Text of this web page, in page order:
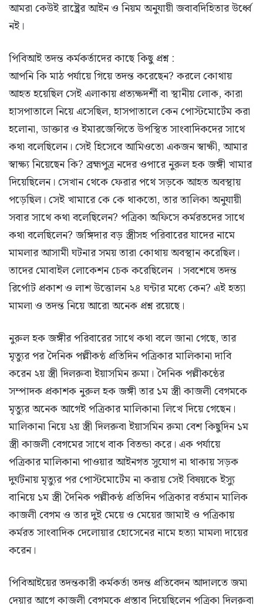
আমরা কেউই রাষ্ট্রের আইন ও নিয়ম অনুযায়ী জবাবদিহিতার উর্ধ্বে
নই।
পিবিআই তদন্ত কর্মকর্তাদের কাছে কিছু প্রশ্ন :
আপনি কি মাঠ পর্যায়ে গিয়ে তদন্ত করেছেন? করলে কোথায়
আহত হয়েছিল সেই এলাকায় প্রত্যক্ষদর্শী বা স্থানীয় লোক, কারা
হাসপাতালে নিয়ে এসেছিল, হাসপাতালে কেন পোস্টমোর্টেম করা
হলোনা, ডাক্তার ও ইমারজেন্সিতে উপস্থিত সাংবাদিকদের সাথে
কথা বলেছিলেন। সেই হিসেবে আমিওতো একজন স্বাক্ষী, আমার
স্বাক্ষ্য নিয়েছেন কি? ব্রহ্মপুত্র নদের ওপারে নুরুল হক জঙ্গী খামার
দিয়েছিলেন। সেখান থেকে ফেরার পথে সড়কে আহত অবস্থায়
পড়েছিল। সেই খামারে কে কে থাকতো, তার তালিকা অনুযায়ী
সবার সাথে কথা বলেছিলেন? পত্রিকা অফিসে কর্মরতদের সাথে
কথা বলেছিলেন? জঙ্গিদার বড় স্ত্রীসহ পরিবারের যাদের নামে
মামলার আসামী ঘটনার সময় তারা কোথায় অবস্থান করেছিল।
তাদের মোবাইল লোকেশন চেক করেছিলেন । সবশেষে তদন্ত
রির্পোট প্রকাশ ও লাশ উত্তোলন ২৪ ঘন্টার মধ্যে কেন? এই হত্যা
মামলা ও তদন্ত নিয়ে আরো অনেক প্রশ্ন রয়েছে।
নুরুল হক জঙ্গীর পরিবারের সাথে কথা বলে জানা গেছে, তার
মৃত্যুর পর দৈনিক পল্লীকন্ঠ প্রতিদিন পত্রিকার মালিকানা দাবি
করেন ২য় স্ত্রী দিলরুবা ইয়াসমিন রুমা। দৈনিক পল্লীকন্ঠের
সম্পাদক প্রকাশক নুরুল হক জঙ্গী তার ১ম স্ত্রী কাজলী বেগমকে
মৃত্যুর অনেক আগেই পত্রিকার মালিকানা লিখে দিয়ে গেছেন।
মালিকানা নিয়ে ২য় স্ত্রী দিলরুবা ইয়াসমিন রুমা বেশ কিছুদিন ১ম
স্ত্রী কাজলী বেগমের সাথে বাক বিতন্ডা করে। এক পর্যায়ে
পত্রিকার মালিকানা পাওয়ার আইনগত সুযোগ না থাকায় সড়ক
দুর্ঘটনায় মৃত্যুর পর পোস্টমোর্টেম না করায় সেই বিষয়কে ইস্যু
বানিয়ে ১ম স্ত্রী দৈনিক পল্লীকন্ঠ প্রতিদিন পত্রিকার বর্তমান মালিক
কাজলী বেগম ও তার দুই মেয়ে ও মেয়ের জামাই ও পত্রিকায়
কর্মরত সাংবাদিক দেলোয়ার হোসেনের নামে হত্যা মামলা দায়ের
করেন।
পিবিআইয়ের তদন্তকারী কর্মকর্তা তদন্ত প্রতিবেদন আদালতে জমা
দেয়ার আগে কাজলী বেগমকে প্রস্তাব দিয়েছিলেন পত্রিকা দিলরুবা